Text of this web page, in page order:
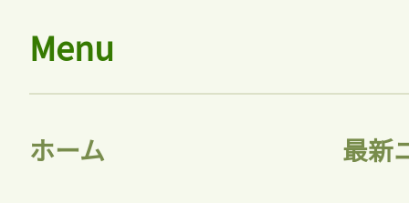
Menu
ホーム 最新